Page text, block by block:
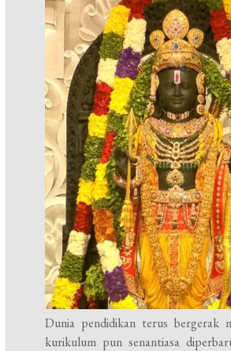
Dunia pendidikan terus bergerak
kurikulum pun senantiasa